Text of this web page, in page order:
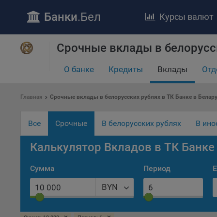
Банки.Бел Курсы валют
Срочные вклады в
О банке Кредиты Вклады
Главная Срочные вклады в белорусских рублях в ТК Банке в
Все Срочные В белорусских рублях В
Калькулятор Вкладов в ТК Банке
Сумма
BYN
Период